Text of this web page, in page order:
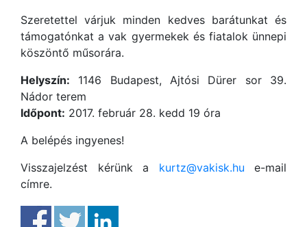
Szeretettel várjuk minden kedves barátunkat és
támogatónkat a vak gyermekek és fiatalok ünnepi
köszöntő műsorára.
Helyszín: 1146 Budapest, Ajtósi Dürer sor 39.
Nádor terem
Időpont: 2017. február 28. kedd 19 óra
A belépés ingyenes!
Visszajelzést kérünk a kurtz@vakisk.hu e-mail
címre.